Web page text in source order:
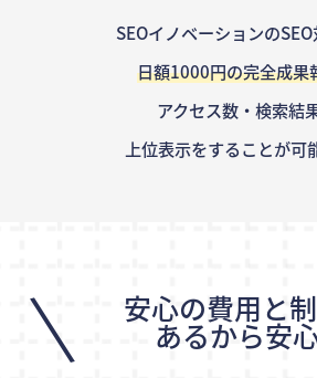
SEOイノベーションのSEO
日額1000円の完全成果
アクセス数・検索結
上位表示をすることが可
\ 安心の費用と
あるから安